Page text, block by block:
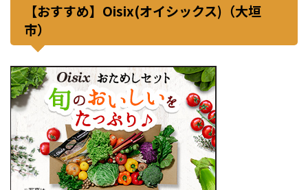
【おすすめ】Oisix(オイシックス)（大垣
市）